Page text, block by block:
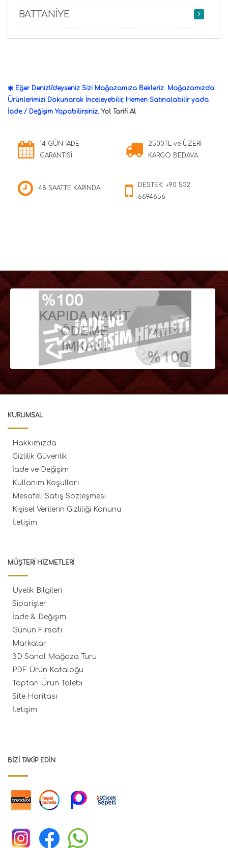
BATTANİYE
Eğer Denizli'deyseniz Sizi Mağazamıza Bekleriz. Mağazamızda
Ürünlerimizi Dokunarak İnceleyebilir, Hemen Satınalabilir yada
İade / Değişim Yapabilirsiniz.Yol Tarifi Al
14 GÜN İADE
GARANTİSİ
2500TL ve ÜZERİ
KARGO BEDAVA
48 SAATTE KAPINDA
DESTEK: +90 532
6694656
KURUMSAL
Hakkımızda
Gizlilik Güvenlik
İade ve Değişim
Kullanım Koşulları
Mesafeli Satış Sözleşmesi
Kişisel Verilerin Gizliliği Kanunu
İletişim
MÜŞTERI HIZMETLERI
Üyelik Bilgileri
Siparişler
İade & Değişim
Günün Fırsatı
Markalar
3D Sanal Mağaza Turu
PDF Ürün Kataloğu
Toptan Ürün Talebi
Site Haritası
İletişim
BIZI TAKIP EDIN